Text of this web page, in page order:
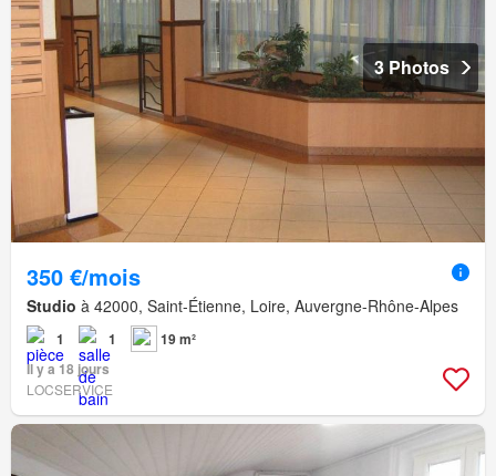
3 Photos
350 €/mois
Studio à 42000, Saint-Étienne, Loire, Auvergne-Rhône-Alpes
1 1
19 m²
Il y a 18 jours
LOCSERVICE